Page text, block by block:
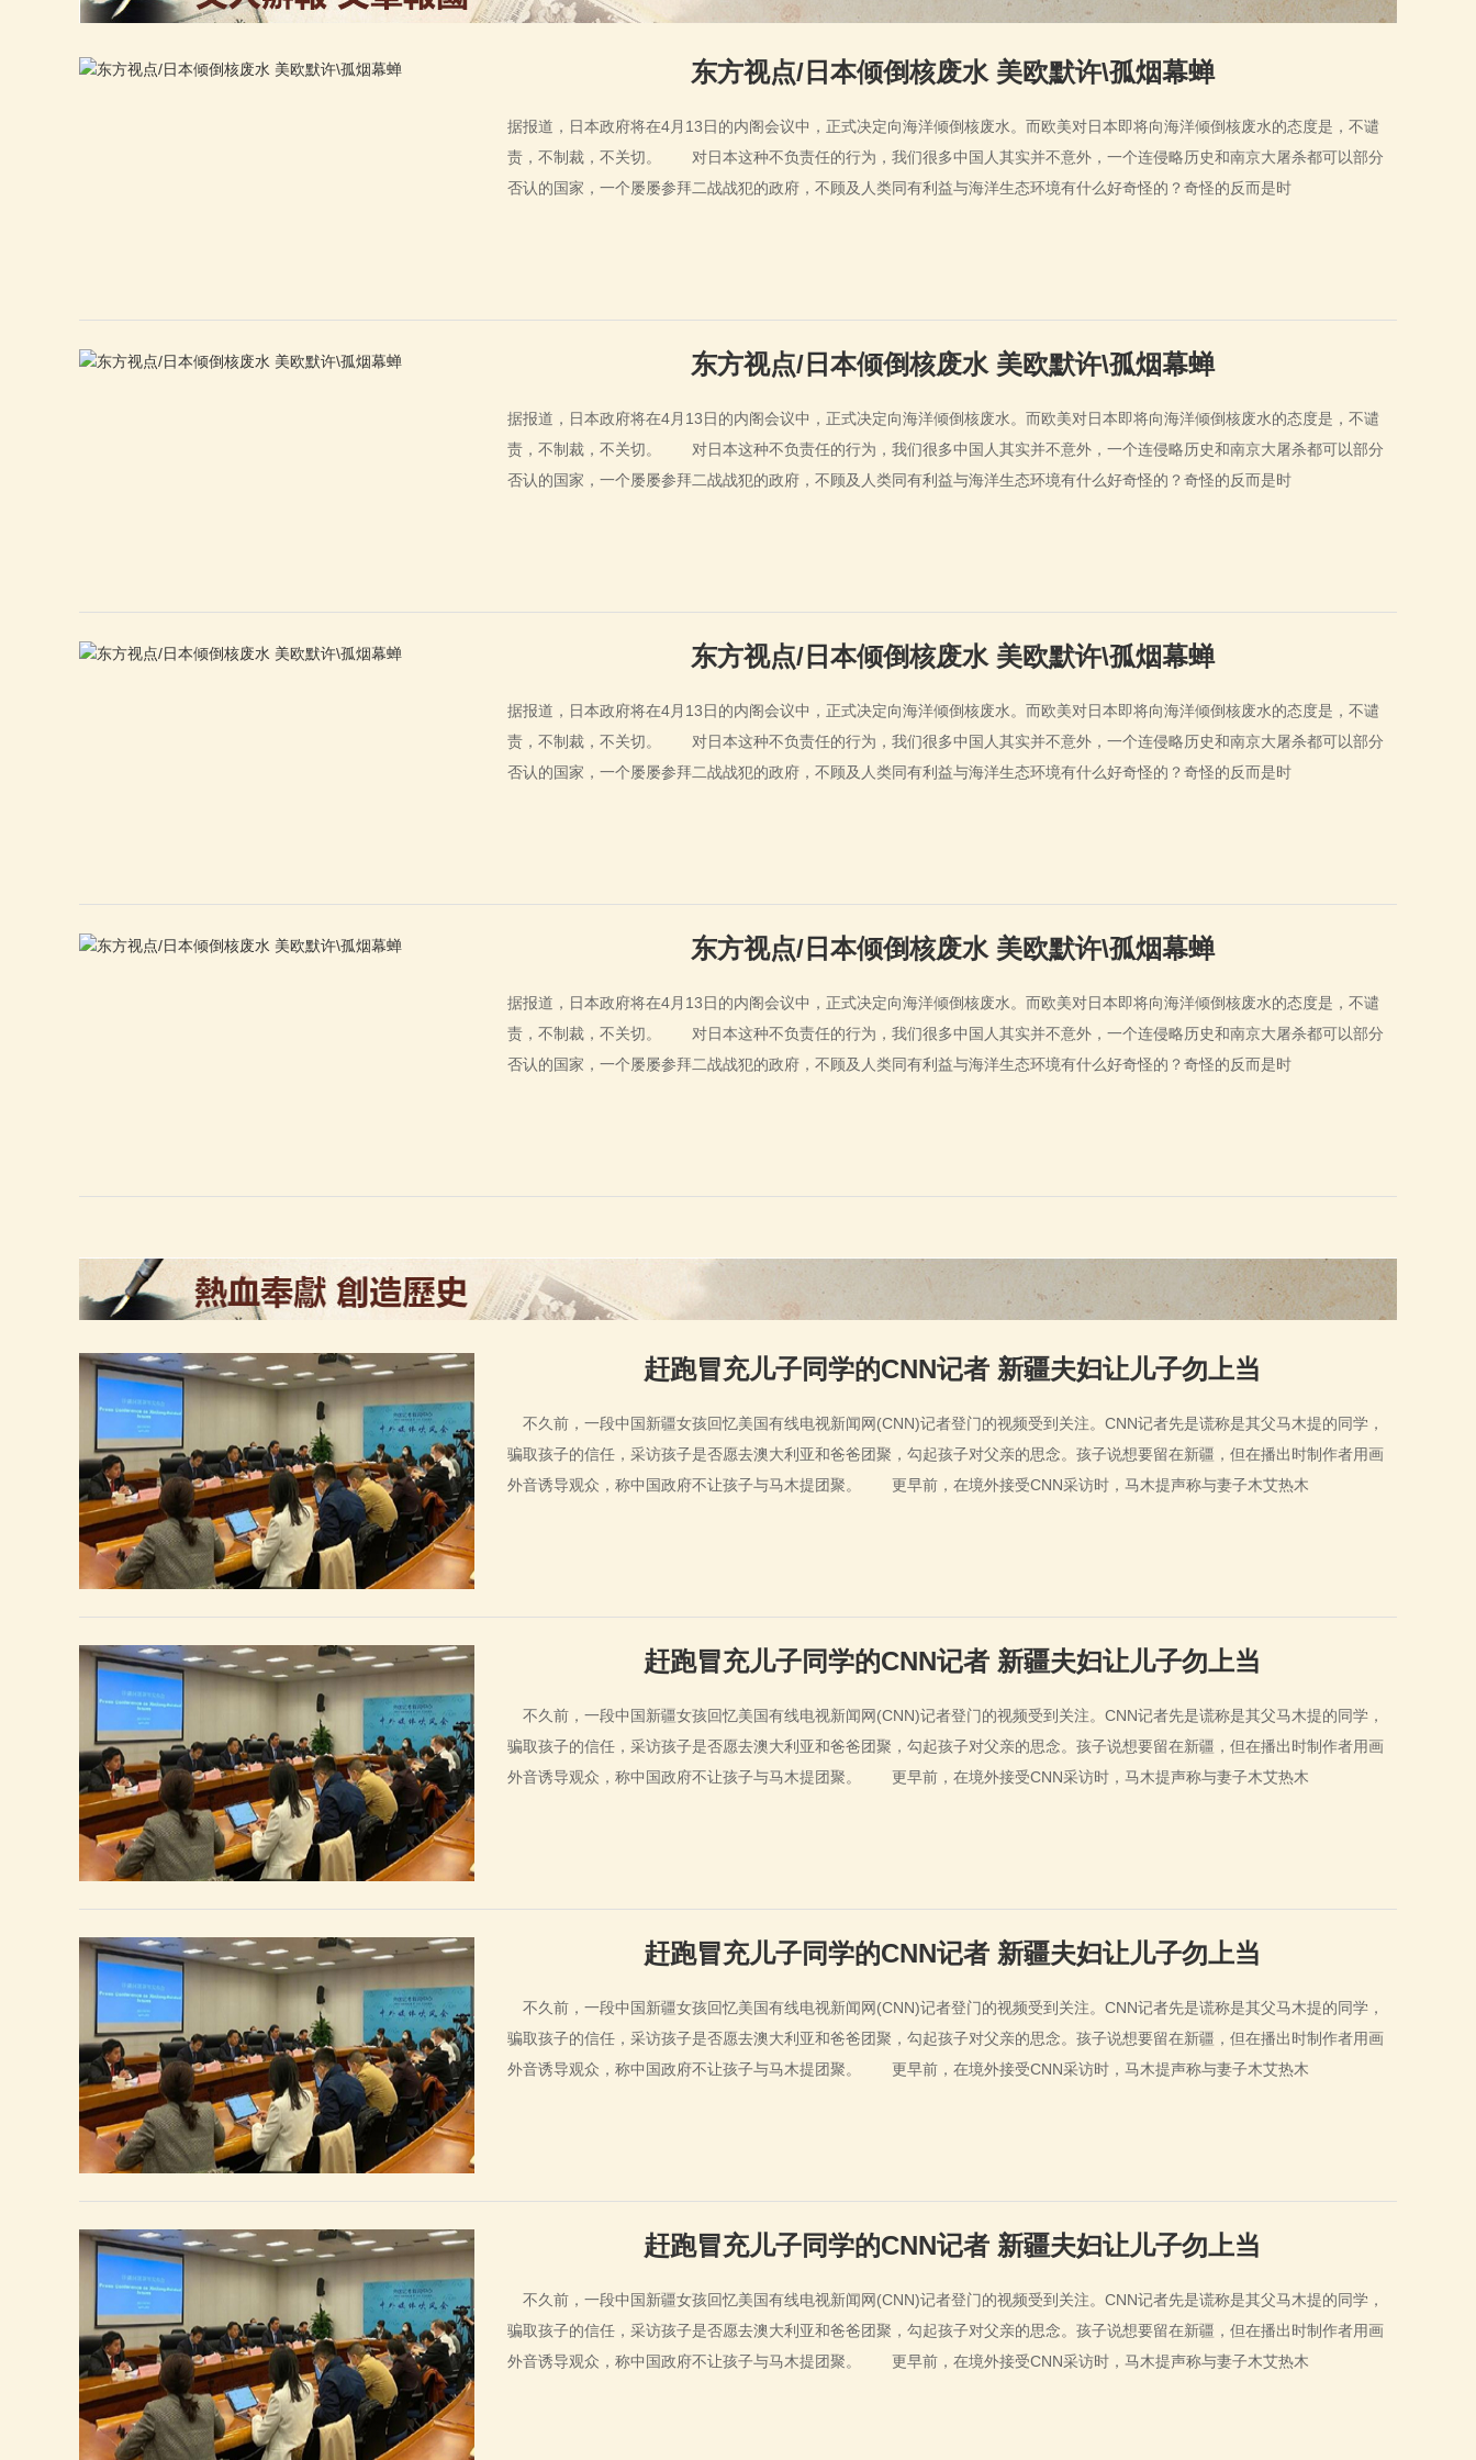
东方视点/日本倾倒核废水 美欧默许\孤烟幕蝉
据报道，日本政府将在4月13日的内阁会议中，正式决定向海洋倾倒核废水。而欧美对日本即将向海洋倾倒核废水的态度是，不谴
责，不制裁，不关切。 对日本这种不负责任的行为，我们很多中国人其实并不意外，一个连侵略历史和南京大屠杀都可以部分
否认的国家，一个屡屡参拜二战战犯的政府，不顾及人类同有利益与海洋生态环境有什么好奇怪的？奇怪的反而是时
东方视点/日本倾倒核废水 美欧默许\孤烟幕蝉
据报道，日本政府将在4月13日的内阁会议中，正式决定向海洋倾倒核废水。而欧美对日本即将向海洋倾倒核废水的态度是，不谴
责，不制裁，不关切。 对日本这种不负责任的行为，我们很多中国人其实并不意外，一个连侵略历史和南京大屠杀都可以部分
否认的国家，一个屡屡参拜二战战犯的政府，不顾及人类同有利益与海洋生态环境有什么好奇怪的？奇怪的反而是时
东方视点/日本倾倒核废水 美欧默许\孤烟幕蝉
据报道，日本政府将在4月13日的内阁会议中，正式决定向海洋倾倒核废水。而欧美对日本即将向海洋倾倒核废水的态度是，不谴
责，不制裁，不关切。 对日本这种不负责任的行为，我们很多中国人其实并不意外，一个连侵略历史和南京大屠杀都可以部分
否认的国家，一个屡屡参拜二战战犯的政府，不顾及人类同有利益与海洋生态环境有什么好奇怪的？奇怪的反而是时
东方视点/日本倾倒核废水 美欧默许\孤烟幕蝉
据报道，日本政府将在4月13日的内阁会议中，正式决定向海洋倾倒核废水。而欧美对日本即将向海洋倾倒核废水的态度是，不谴
责，不制裁，不关切。 对日本这种不负责任的行为，我们很多中国人其实并不意外，一个连侵略历史和南京大屠杀都可以部分
否认的国家，一个屡屡参拜二战战犯的政府，不顾及人类同有利益与海洋生态环境有什么好奇怪的？奇怪的反而是时
赶跑冒充儿子同学的CNN记者 新疆夫妇让儿子勿上当
不久前，一段中国新疆女孩回忆美国有线电视新闻网(CNN)记者登门的视频受到关注。CNN记者先是谎称是其父马木提的同学，
骗取孩子的信任，采访孩子是否愿去澳大利亚和爸爸团聚，勾起孩子对父亲的思念。孩子说想要留在新疆，但在播出时制作者用画
外音诱导观众，称中国政府不让孩子与马木提团聚。 更早前，在境外接受CNN采访时，马木提声称与妻子木艾热木
赶跑冒充儿子同学的CNN记者 新疆夫妇让儿子勿上当
不久前，一段中国新疆女孩回忆美国有线电视新闻网(CNN)记者登门的视频受到关注。CNN记者先是谎称是其父马木提的同学，
骗取孩子的信任，采访孩子是否愿去澳大利亚和爸爸团聚，勾起孩子对父亲的思念。孩子说想要留在新疆，但在播出时制作者用画
外音诱导观众，称中国政府不让孩子与马木提团聚。 更早前，在境外接受CNN采访时，马木提声称与妻子木艾热木
赶跑冒充儿子同学的CNN记者 新疆夫妇让儿子勿上当
不久前，一段中国新疆女孩回忆美国有线电视新闻网(CNN)记者登门的视频受到关注。CNN记者先是谎称是其父马木提的同学，
骗取孩子的信任，采访孩子是否愿去澳大利亚和爸爸团聚，勾起孩子对父亲的思念。孩子说想要留在新疆，但在播出时制作者用画
外音诱导观众，称中国政府不让孩子与马木提团聚。 更早前，在境外接受CNN采访时，马木提声称与妻子木艾热木
赶跑冒充儿子同学的CNN记者 新疆夫妇让儿子勿上当
不久前，一段中国新疆女孩回忆美国有线电视新闻网(CNN)记者登门的视频受到关注。CNN记者先是谎称是其父马木提的同学，
骗取孩子的信任，采访孩子是否愿去澳大利亚和爸爸团聚，勾起孩子对父亲的思念。孩子说想要留在新疆，但在播出时制作者用画
外音诱导观众，称中国政府不让孩子与马木提团聚。 更早前，在境外接受CNN采访时，马木提声称与妻子木艾热木